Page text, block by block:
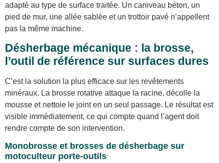
adapté au type de surface traitée. Un caniveau béton, un
pied de mur, une allée sablée et un trottoir pavé n’appellent
pas la même machine.
Désherbage mécanique : la brosse,
l’outil de référence sur surfaces dures
C’est la solution la plus efficace sur les revêtements
minéraux. La brosse rotative attaque la racine, décolle la
mousse et nettoie le joint en un seul passage. Le résultat est
visible immédiatement, ce qui compte quand l’agent doit
rendre compte de son intervention.
Monobrosse et brosses de désherbage sur
motoculteur porte-outils